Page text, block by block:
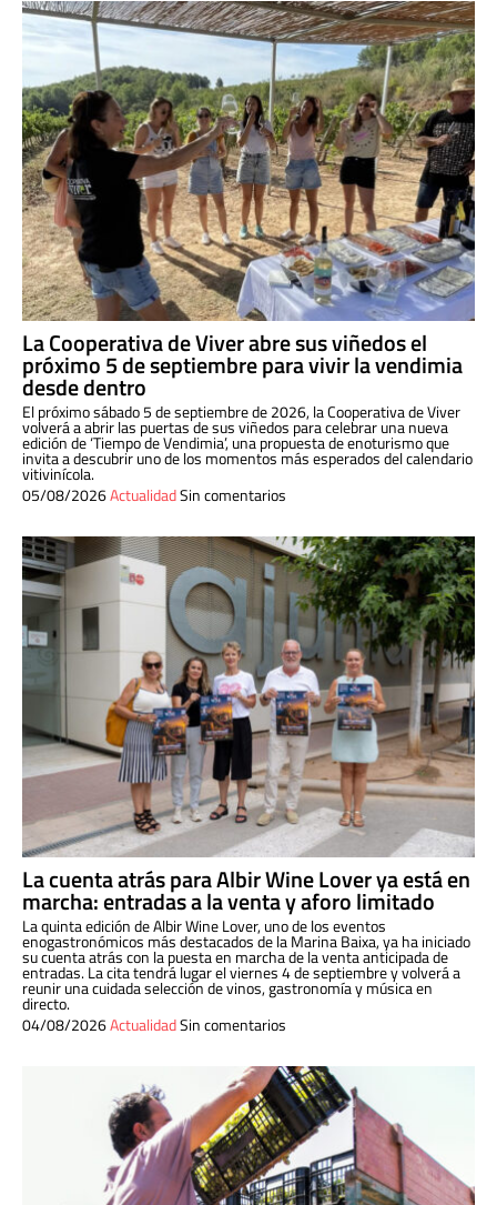
La Cooperativa de Viver abre sus viñedos el
próximo 5 de septiembre para vivir la vendimia
desde dentro
El próximo sábado 5 de septiembre de 2026, la Cooperativa de Viver
volverá a abrir las puertas de sus viñedos para celebrar una nueva
edición de ‘Tiempo de Vendimia’, una propuesta de enoturismo que
invita a descubrir uno de los momentos más esperados del calendario
vitivinícola.
05/08/2026ActualidadSin comentarios
La cuenta atrás para Albir Wine Lover ya está en
marcha: entradas a la venta y aforo limitado
La quinta edición de Albir Wine Lover, uno de los eventos
enogastronómicos más destacados de la Marina Baixa, ya ha iniciado
su cuenta atrás con la puesta en marcha de la venta anticipada de
entradas. La cita tendrá lugar el viernes 4 de septiembre y volverá a
reunir una cuidada selección de vinos, gastronomía y música en
directo.
04/08/2026ActualidadSin comentarios